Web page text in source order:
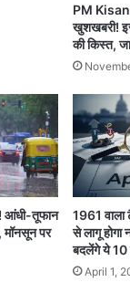
PM Kisan
खुशखबरी!
की किस्त,
आंधी-तूफान
मॉनसून पर
1961
से लागू
बदलेंगे ये 10
April 1,